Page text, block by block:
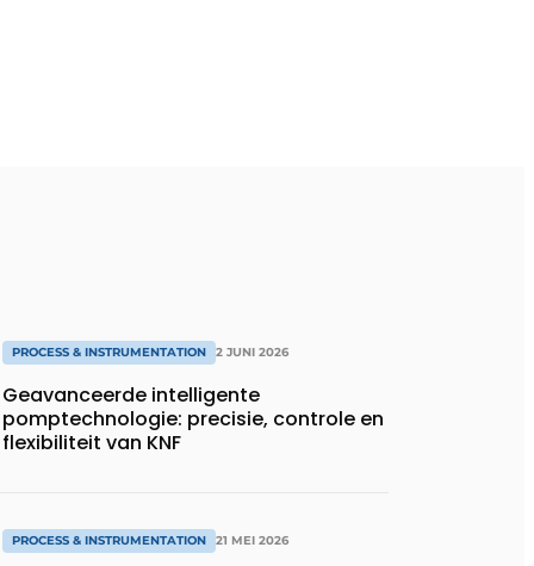
PROCESS & INSTRUMENTATION 2 JUNI 2026
Geavanceerde intelligente
pomptechnologie: precisie, controle en
flexibiliteit van KNF
PROCESS & INSTRUMENTATION 21 MEI 2026